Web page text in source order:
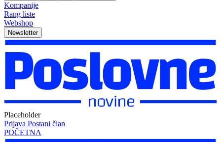
Kompanije
Rang liste
Webshop
Newsletter
Placeholder
Prijava Postani član
POČETNA